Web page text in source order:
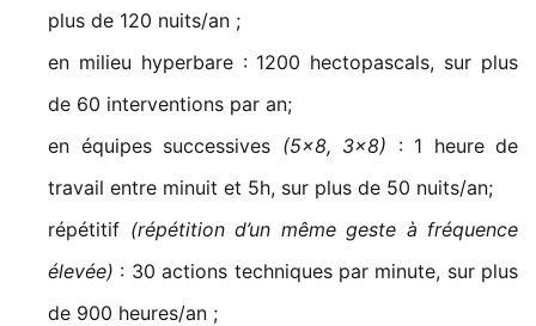
plus de 120 nuits/an ;
en milieu hyperbare : 1200 hectopascals, sur plus
de 60 interventions par an;
en équipes successives (5×8, 3×8) : 1 heure de
travail entre minuit et 5h, sur plus de 50 nuits/an;
répétitif (répétition d’un même geste à fréquence
élevée) : 30 actions techniques par minute, sur plus
de 900 heures/an ;